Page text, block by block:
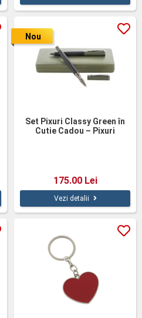
Set Pixuri Classy Green în
Cutie Cadou – Pixuri
175.00 Lei
Nou
Vezi detalii